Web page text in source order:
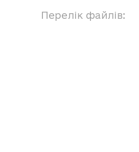
Перелік файлів: